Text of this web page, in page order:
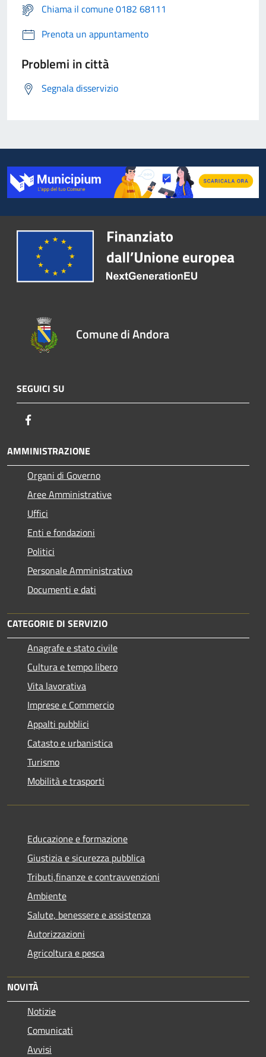
Chiama il comune 0182 68111
Prenota un appuntamento
Problemi in città
Segnala disservizio
Comune di Andora
SEGUICI SU
AMMINISTRAZIONE
Organi di Governo
Aree Amministrative
Uffici
Enti e fondazioni
Politici
Personale Amministrativo
Documenti e dati
CATEGORIE DI SERVIZIO
Anagrafe e stato civile
Cultura e tempo libero
Vita lavorativa
Imprese e Commercio
Appalti pubblici
Catasto e urbanistica
Turismo
Mobilità e trasporti
Educazione e formazione
Giustizia e sicurezza pubblica
Tributi,finanze e contravvenzioni
Ambiente
Salute, benessere e assistenza
Autorizzazioni
Agricoltura e pesca
NOVITÀ
Notizie
Comunicati
Avvisi